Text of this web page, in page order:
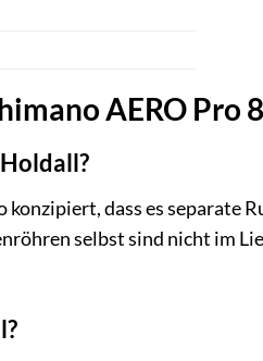
AERO Pro
konzipiert, dass es
selbst sind nicht im